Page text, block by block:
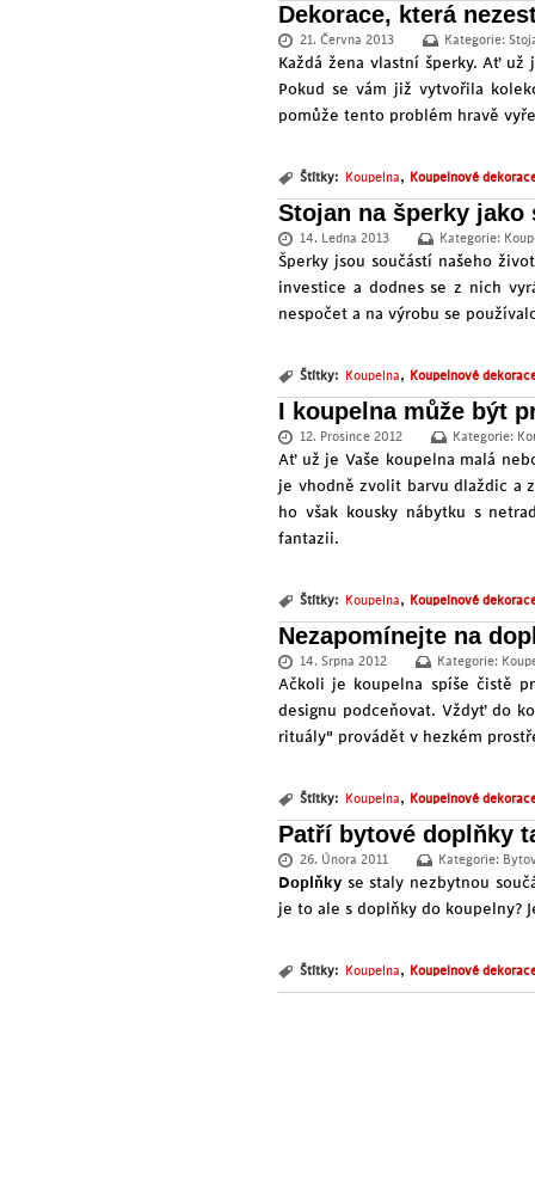
Dekorace, která
21. Června 2013 Kategorie:
Každá žena vlastní šperky. Ať
Pokud se vám již vytvořila
pomůže tento problém hravě
Štítky: Koupelna, Koupelnové
Stojan na šperky jako
14. Ledna 2013 Kategorie:
Šperky jsou součástí našeho
investice a dodnes se z nich
nespočet a na výrobu se
Štítky: Koupelna, Koupelnové
I koupelna může být
12. Prosince 2012 Kategorie:
Ať už je Vaše koupelna malá
je vhodně zvolit barvu dlaždic a
ho však kousky nábytku s
fantazii.
Štítky: Koupelna, Koupelnové
Nezapomínejte na
14. Srpna 2012 Kategorie:
Ačkoli je koupelna spíše čistě
designu podceňovat. Vždyť do
rituály" provádět v hezkém
Štítky: Koupelna, Koupelnové
Patří bytové doplňky
26. Února 2011 Kategorie:
Doplňky se staly nezbytnou
je to ale s doplňky do koupelny?
Štítky: Koupelna, Koupelnové